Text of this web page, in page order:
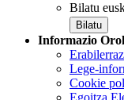
Bilatu
Informazio
Lege-
Cookie
Egoitza